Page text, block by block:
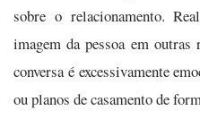
sobre o relacionamento.
imagem da pessoa em
conversa é excessivamente
ou planos de casamento de